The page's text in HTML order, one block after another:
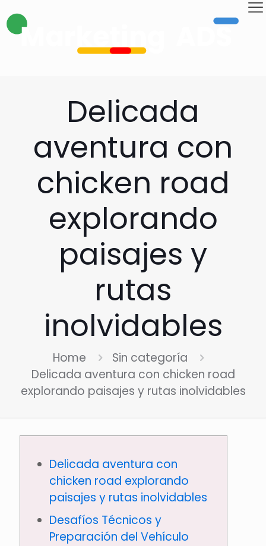
Delicada
aventura con
chicken road
explorando
paisajes y
rutas
inolvidables
Home
Sin categoría
Delicada aventura con chicken road
explorando paisajes y rutas inolvidables
Delicada aventura con
chicken road explorando
paisajes y rutas inolvidables
Desafíos Técnicos y
Preparación del Vehículo